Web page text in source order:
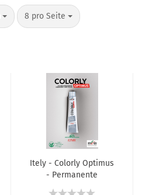
8 pro Seite
Itely - Colorly Optimus
- Permanente